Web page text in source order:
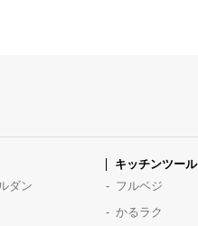
ダン
キッチンツール
フルベジ
かるラク